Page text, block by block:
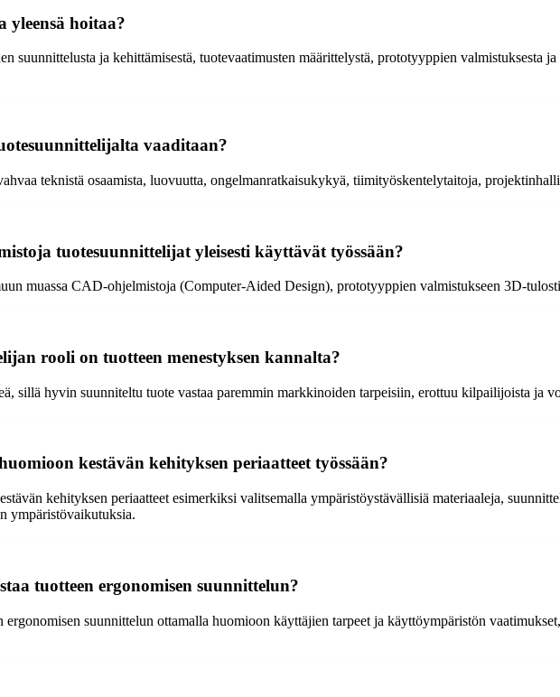
yleensä hoitaa?
suunnittelusta ja kehittämisestä, tuotevaatimusten määrittelystä, prototyyppien valmistuksesta
vaaditaan?
teknistä osaamista, luovuutta, ongelmanratkaisukykyä, tiimityöskentelytaitoja,
tuotesuunnittelijat yleisesti käyttävät työssään?
muassa CAD-ohjelmistoja (Computer-Aided Design), prototyyppien valmistukseen 3D-
rooli on tuotteen menestyksen kannalta?
sillä hyvin suunniteltu tuote vastaa paremmin markkinoiden tarpeisiin, erottuu kilpailijoista ja
kestävän kehityksen periaatteet työssään?
kehityksen periaatteet esimerkiksi valitsemalla ympäristöystävällisiä materiaaleja,
ympäristövaikutuksia.
tuotteen ergonomisen suunnittelun?
suunnittelun ottamalla huomioon käyttäjien tarpeet ja käyttöympäristön